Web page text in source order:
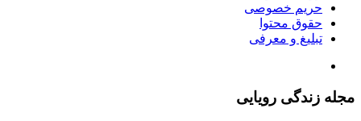
حریم خصوصی
حقوق محتوا
تبلیغ و معرفی
مجله زندگی رویایی